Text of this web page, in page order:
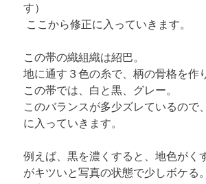
す）
ここから修正に入っていきます。
この帯の織組織は紹巴。
地に通す３色の糸で、柄の骨格を作
この帯では、白と黒、グレー。
このバランスが多少ズレているので
に入っていきます。
例えば、黒を濃くすると、地色がく
がキツいと写真の状態で少しボケる。